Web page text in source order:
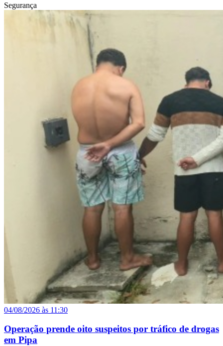
Segurança
04/08/2026 às 11:30
Operação prende oito suspeitos por tráfico de drogas
em Pipa